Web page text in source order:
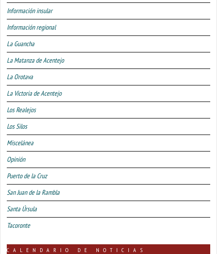
Información insular
Información regional
La Guancha
La Matanza de Acentejo
La Orotava
La Victoria de Acentejo
Los Realejos
Los Silos
Miscelánea
Opinión
Puerto de la Cruz
San Juan de la Rambla
Santa Úrsula
Tacoronte
CALENDARIO DE NOTICIAS